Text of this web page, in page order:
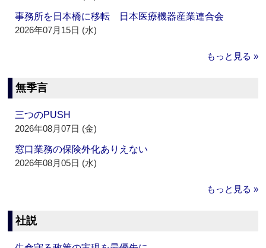
事務所を日本橋に移転 日本医療機器産業連合会
2026年07月15日 (水)
もっと見る »
無季言
三つのPUSH
2026年08月07日 (金)
窓口業務の保険外化ありえない
2026年08月05日 (水)
もっと見る »
社説